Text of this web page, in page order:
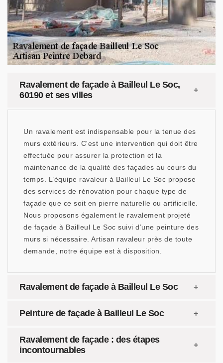
Ravalement de façade à Bailleul Le Soc,
60190 et ses villes
Un ravalement est indispensable pour la tenue des
murs extérieurs. C'est une intervention qui doit être
effectuée pour assurer la protection et la
maintenance de la qualité des façades au cours du
temps. L’équipe ravaleur à Bailleul Le Soc propose
des services de rénovation pour chaque type de
façade que ce soit en pierre naturelle ou artificielle.
Nous proposons également le ravalement projeté
de façade à Bailleul Le Soc suivi d’une peinture des
murs si nécessaire. Artisan ravaleur près de toute
demande, notre équipe est à disposition.
Ravalement de façade à Bailleul Le Soc
Peinture de façade à Bailleul Le Soc
Ravalement de façade : des étapes
incontournables